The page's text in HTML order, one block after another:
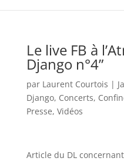
Le live FB à
Django n°4”
par Laurent Courtois |
Django, Concerts,
Presse, Vidéos
Article du DL